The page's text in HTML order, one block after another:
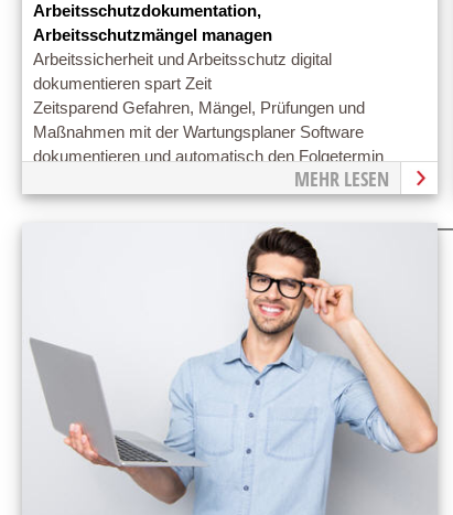
Arbeitsschutzdokumentation,
Arbeitsschutzmängel managen
Arbeitssicherheit und Arbeitsschutz digital
dokumentieren spart Zeit
Zeitsparend Gefahren, Mängel, Prüfungen und
Maßnahmen mit der Wartungsplaner Software
dokumentieren und automatisch den Folgetermin
MEHR LESEN